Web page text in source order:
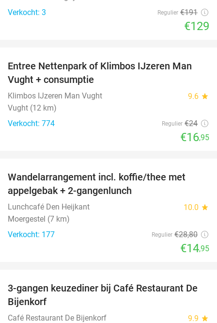
Verkocht: 3
Regulier €191
€129
29%
Entree Nettenpark of Klimbos IJzeren Man
Vught + consumptie
Klimbos IJzeren Man Vught 9.6 star
Vught (12 km)
Verkocht: 774
Regulier €24
€16,95
Wandelarrangement incl. koffie/thee met
appelgebak + 2-gangenlunch
Lunchcafé Den Heijkant 10.0 star
Moergestel (7 km)
Verkocht: 177
Regulier €28,80
€14,95
30%
3-gangen keuzediner bij Café Restaurant De
Bijenkorf
Café Restaurant De Bijenkorf 9.9 star